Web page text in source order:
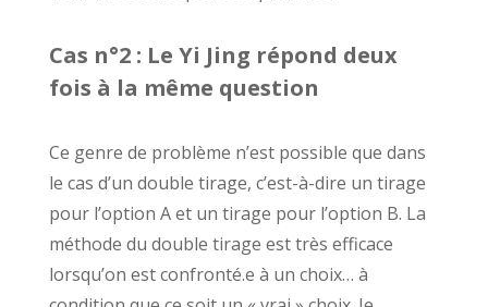
Cas n°2 : Le Yi Jing répond deux
fois à la même question
Ce genre de problème n’est possible que dans
le cas d’un double tirage, c’est-à-dire un tirage
pour l’option A et un tirage pour l’option B. La
méthode du double tirage est très efficace
lorsqu’on est confronté.e à un choix… à